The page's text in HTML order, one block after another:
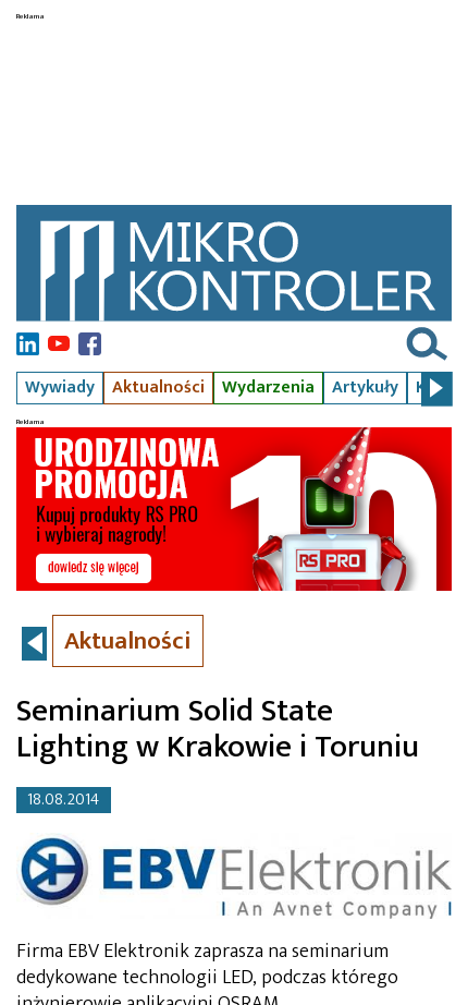
Wywiady Aktualności Wydarzenia Artykuły Kursy
Aktualności
Seminarium Solid State
Lighting w Krakowie i Toruniu
18.08.2014
Firma EBV Elektronik zaprasza na seminarium
dedykowane technologii LED, podczas którego